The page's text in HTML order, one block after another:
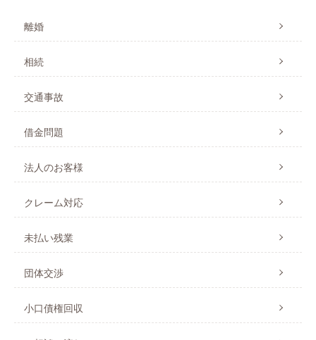
離婚
相続
交通事故
借金問題
法人のお客様
クレーム対応
未払い残業
団体交渉
小口債権回収